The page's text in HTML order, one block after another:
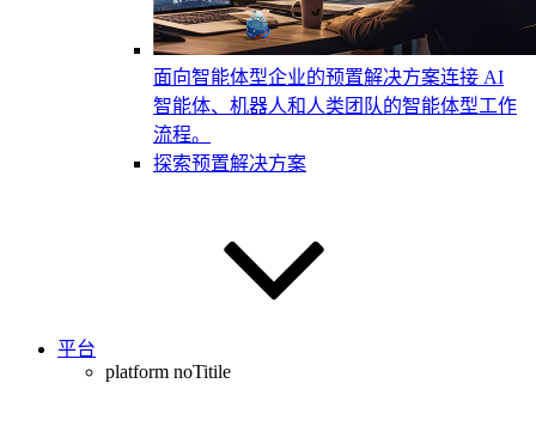
面向智能体型企业的预置解决方案连接 AI
智能体、机器人和人类团队的智能体型工作
流程。
探索预置解决方案
平台
platform noTitile